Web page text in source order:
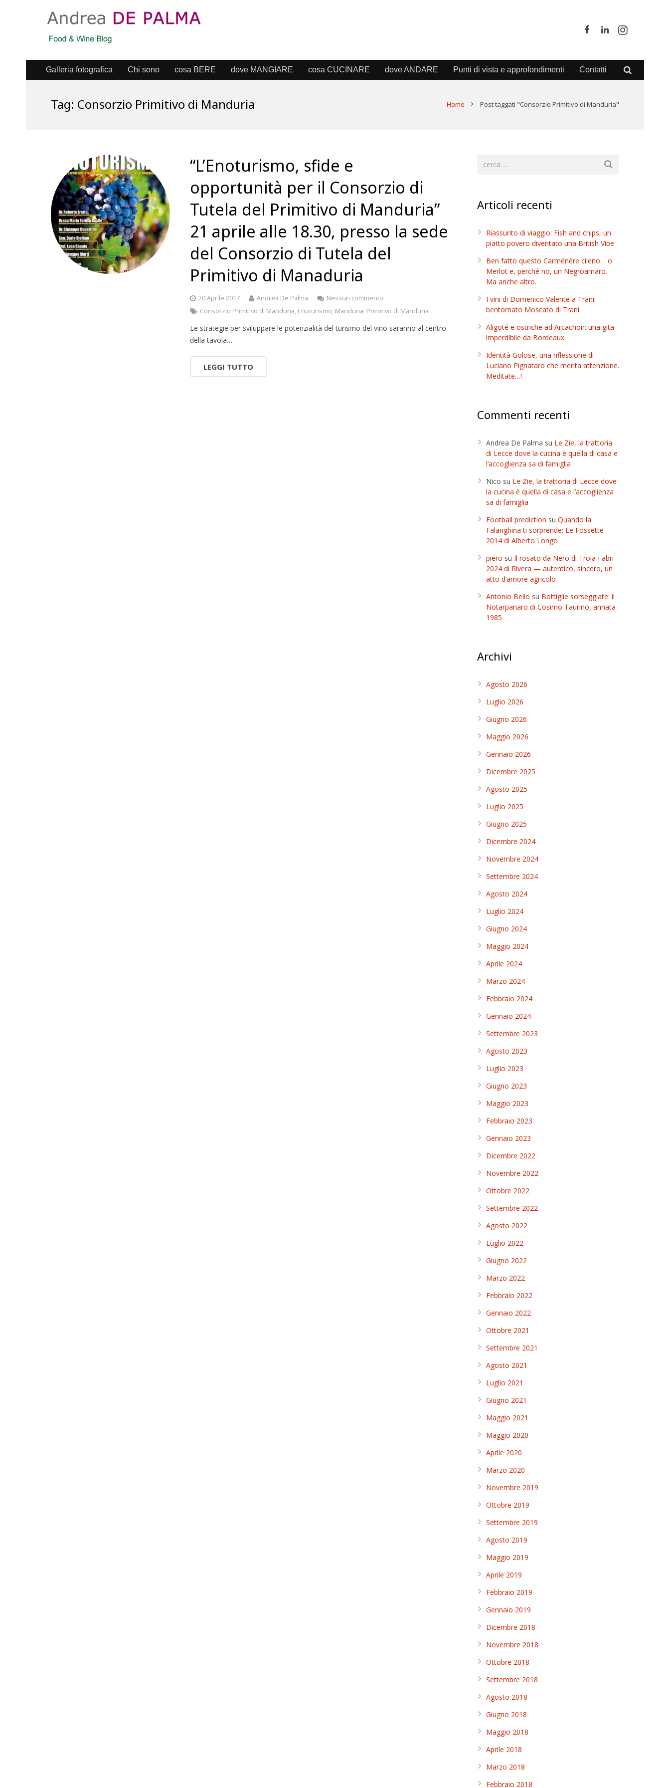
Galleria fotografica Chi sono cosa BERE dove MANGIARE cosa CUCINARE dove ANDARE Punti di vista e approfondimenti Contatti
Tag: Consorzio Primitivo di Manduria Home Post taggati "Consorzio Primitivo di Manduria"
“L’Enoturismo, sfide e
opportunità per il Consorzio di
Tutela del Primitivo di Manduria”
21 aprile alle 18.30, presso la sede
del Consorzio di Tutela del
Primitivo di Manaduria
20 Aprile 2017 Andrea De Palma
Nessun commento
Consorzio Primitivo di Manduria, Enoturismo, Manduria, Primitivo di Manduria
Le strategie per sviluppare le potenzialità del turismo del vino saranno al centro
della tavola…
LEGGI TUTTO
Articoli recenti
Riassunto di viaggio: Fish and chips, un
piatto povero diventato una British Vibe
Ben fatto questo Carménère cileno… o
Merlot e, perché no, un Negroamaro.
Ma anche altro.
I vini di Domenico Valente a Trani:
bentornato Moscato di Trani
Aligoté e ostriche ad Arcachon: una gita
imperdibile da Bordeaux.
Identità Golose, una riflessione di
Luciano Pignataro che merita attenzione.
Meditate…!
Commenti recenti
Andrea De Palma su Le Zie, la trattoria
di Lecce dove la cucina è quella di casa e
l’accoglienza sa di famiglia
Nico su Le Zie, la trattoria di Lecce dove
la cucina è quella di casa e l’accoglienza
sa di famiglia
Football prediction su Quando la
Falanghina ti sorprende: Le Fossette
2014 di Alberto Longo
piero su Il rosato da Nero di Troia Fabri
2024 di Rivera — autentico, sincero, un
atto d’amore agricolo
Antonio Bello su Bottiglie sorseggiate: il
Notarpanaro di Cosimo Taurino, annata
1985
Archivi
Agosto 2026
Luglio 2026
Giugno 2026
Maggio 2026
Gennaio 2026
Dicembre 2025
Agosto 2025
Luglio 2025
Giugno 2025
Dicembre 2024
Novembre 2024
Settembre 2024
Agosto 2024
Luglio 2024
Giugno 2024
Maggio 2024
Aprile 2024
Marzo 2024
Febbraio 2024
Gennaio 2024
Settembre 2023
Agosto 2023
Luglio 2023
Giugno 2023
Maggio 2023
Febbraio 2023
Gennaio 2023
Dicembre 2022
Novembre 2022
Ottobre 2022
Settembre 2022
Agosto 2022
Luglio 2022
Giugno 2022
Marzo 2022
Febbraio 2022
Gennaio 2022
Ottobre 2021
Settembre 2021
Agosto 2021
Luglio 2021
Giugno 2021
Maggio 2021
Maggio 2020
Aprile 2020
Marzo 2020
Novembre 2019
Ottobre 2019
Settembre 2019
Agosto 2019
Maggio 2019
Aprile 2019
Febbraio 2019
Gennaio 2019
Dicembre 2018
Novembre 2018
Ottobre 2018
Settembre 2018
Agosto 2018
Giugno 2018
Maggio 2018
Aprile 2018
Marzo 2018
Febbraio 2018